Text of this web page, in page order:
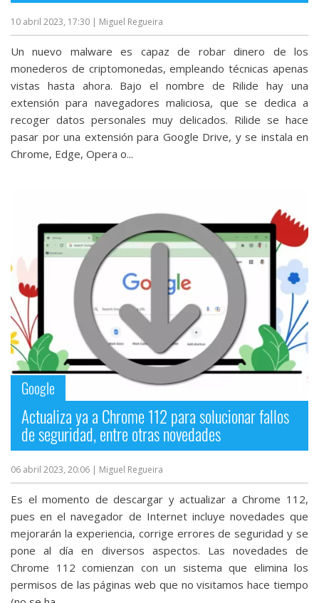
10 abril 2023, 17:30 | Miguel Regueira
Un nuevo malware es capaz de robar dinero de los
monederos de criptomonedas, empleando técnicas apenas
vistas hasta ahora. Bajo el nombre de Rilide hay una
extensión para navegadores maliciosa, que se dedica a
recoger datos personales muy delicados. Rilide se hace
pasar por una extensión para Google Drive, y se instala en
Chrome, Edge, Opera o...
Google
Actualiza ya a Chrome 112 para solucionar fallos
de seguridad, entre otras novedades
06 abril 2023, 20:06 | Miguel Regueira
Es el momento de descargar y actualizar a Chrome 112,
pues en el navegador de Internet incluye novedades que
mejorarán la experiencia, corrige errores de seguridad y se
pone al día en diversos aspectos. Las novedades de
Chrome 112 comienzan con un sistema que elimina los
permisos de las páginas web que no visitamos hace tiempo